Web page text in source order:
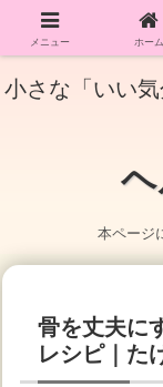
小さな「いい
本ページ
骨を丈夫に
レシピ｜た
メニュー ホーム